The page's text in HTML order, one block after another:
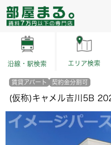
沿線・駅検索 エリア検索
賃貸アパート 契約金分割可
(仮称)キャメル吉川5B